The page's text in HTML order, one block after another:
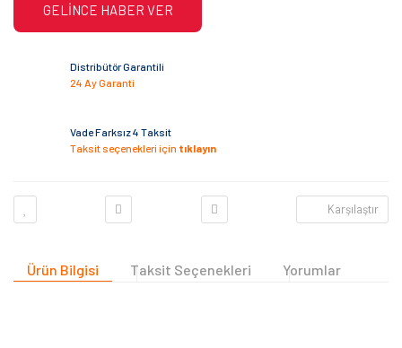
GELİNCE HABER VER
Distribütör Garantili
24 Ay Garanti
Vade Farksız 4 Taksit
Taksit seçenekleri için tıklayın
Karşılaştır
Ürün Bilgisi Taksit Seçenekleri Yorumlar